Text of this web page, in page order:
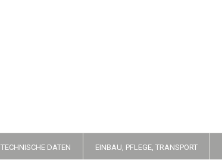
TECHNISCHE DATEN EINBAU, PFLEGE, TRANSPORT